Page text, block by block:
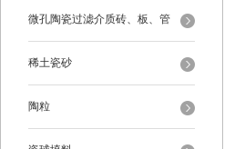
微孔陶瓷过滤介质砖、板、管
稀土瓷砂
陶粒